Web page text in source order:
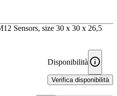
Sensors, size 30 x 30 x 26,5
Disponibilità
Verifica disponibilità